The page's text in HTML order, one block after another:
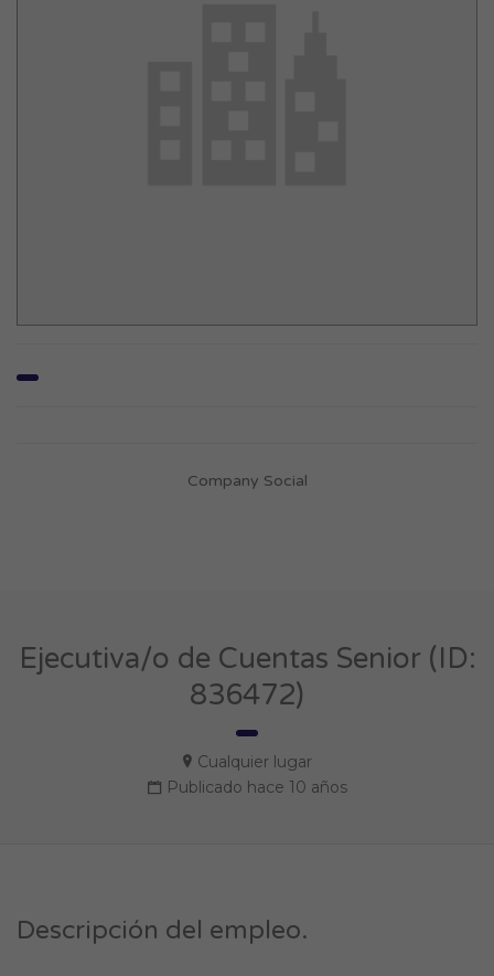
Company Social
Ejecutiva/o de Cuentas Senior (ID:
836472)
Cualquier lugar
Publicado hace 10 años
Descripción del empleo.